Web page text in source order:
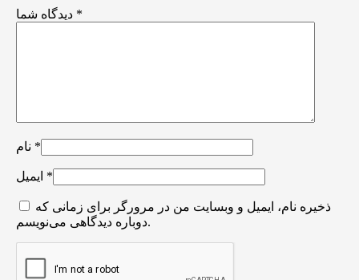
*
*
*
ذخیره نام، ایمیل و وبسایت من در مرورگر برای زمانی که
دوباره دیدگاهی می‌نویسم.